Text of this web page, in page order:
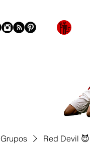
Grupos Red Devil